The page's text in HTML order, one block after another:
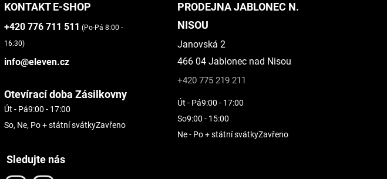
KONTAKT E-SHOP
+420 776 711 511 (Po-Pá 8:00 -
16:30)
info@eleven.cz
Otevírací doba Zásilkovny
Út - Pá9:00 - 17:00
So, Ne, Po + státní svátkyZavřeno
Sledujte nás
PRODEJNA JABLONEC N.
NISOU
Janovská 2
466 04 Jablonec nad Nisou
+420 775 219 211
Út - Pá9:00 - 17:00
So9:00 - 15:00
Ne - Po + státní svátkyZavřeno